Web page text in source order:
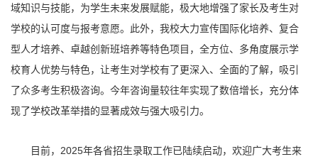
域知识与技能，为学生未来发展赋能，极大地增强了家长及考生对
学校的认可度与报考意愿。此外，我校大力宣传国际化培养、复合
型人才培养、卓越创新班培养等特色项目，全方位、多角度展示学
校育人优势与特色，让考生对学校有了更深入、全面的了解，吸引
了众多考生积极咨询。今年咨询量较往年实现了数倍增长，充分体
现了学校改革举措的显著成效与强大吸引力。
目前，2025年各省招生录取工作已陆续启动，欢迎广大考生来